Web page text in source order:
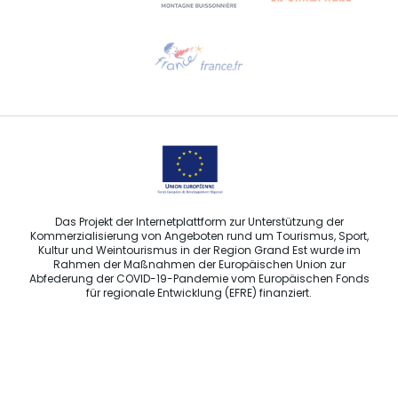
Sprechen Sie uns per E-Mail an
Das Projekt der Internetplattform zur Unterstützung der
Kommerzialisierung von Angeboten rund um Tourismus, Sport,
Kultur und Weintourismus in der Region Grand Est wurde im
Rahmen der Maßnahmen der Europäischen Union zur
Abfederung der COVID-19-Pandemie vom Europäischen Fonds
für regionale Entwicklung (EFRE) finanziert.